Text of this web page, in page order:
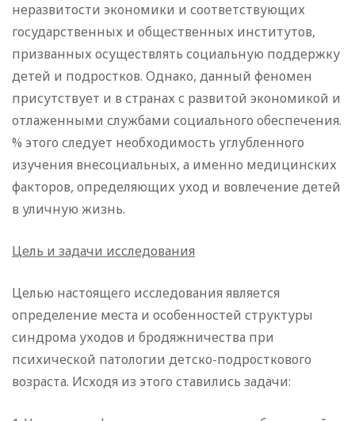
неразвитости экономики и соответствующих
государственных и общественных институтов,
призванных осуществлять социальную поддержку
детей и подростков. Однако, данный феномен
присутствует и в странах с развитой экономикой и
отлаженными службами социального обеспечения.
% этого следует необходимость углубленного
изучения внесоциальных, а именно медицинских
факторов, определяющих уход и вовлечение детей
в уличную жизнь.
Цель и задачи исследования
Целью настоящего исследования является
определение места и особенностей структуры
синдрома уходов и бродяжничества при
психической патологии детско-подросткового
возраста. Исходя из этого ставились задачи: